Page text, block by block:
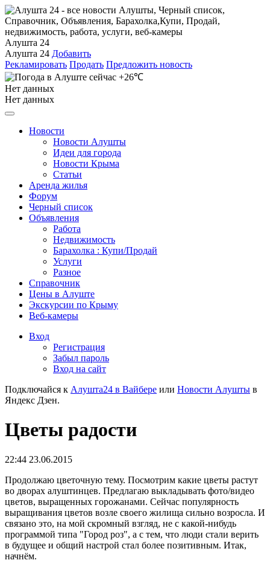
Алушта 24
Алушта 24 Добавить
Рекламировать Продать Предложить новость
+26℃
Нет данных
Нет данных
Новости
Новости Алушты
Идеи для города
Новости Крыма
Статьи
Аренда жилья
Форум
Черный список
Объявления
Работа
Недвижимость
Барахолка : Купи/Продай
Услуги
Разное
Справочник
Цены в Алуште
Экскурсии по Крыму
Веб-камеры
Вход
Регистрация
Забыл пароль
Вход на сайт
Подключайся к Алушта24 в Вайбере или Новости Алушты в
Яндекс Дзен.
Цветы радости
22:44 23.06.2015
Продолжаю цветочную тему. Посмотрим какие цветы растут
во дворах алуштинцев. Предлагаю выкладывать фото/видео
цветов, выращенных горожанами. Сейчас популярность
выращивания цветов возле своего жилища сильно возросла. И
связано это, на мой скромный взгляд, не с какой-нибудь
программой типа "Город роз", а с тем, что люди стали верить
в будущее и общий настрой стал более позитивным. Итак,
начнём.